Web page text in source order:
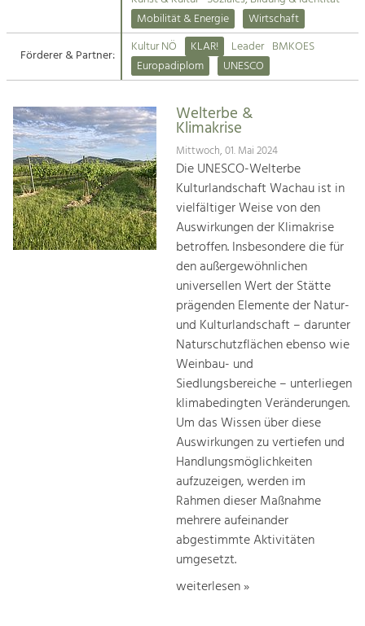
Suche
Impressum
Kontakt
Tourismus
Angebotsentwicklung und
Kunst & Kultur
Handwerk, Wissenschaft und Forschung.
Soziales, Bildung &
Identität
Gleichberechtigung, Jugend und
Integration
Mobilität & Energie
Klimawandel, öffentlicher Verkehr und
Steigerung regionaler Wertschöpfung
Mobilität & Energie
Wirtschaft
Förderer & Partner:
Kultur NÖ KLAR! Leader BMKOES
Europadiplom
UNESCO
Welterbe &
Klimakrise
Mittwoch, 01. Mai 2024
Die UNESCO-Welterbe
Kulturlandschaft Wachau ist in
vielfältiger Weise von den
Auswirkungen der Klimakrise
betroffen. Insbesondere die für
den außergewöhnlichen
universellen Wert der Stätte
prägenden Elemente der Natur-
und Kulturlandschaft – darunter
Naturschutzflächen ebenso wie
Weinbau- und
Siedlungsbereiche – unterliegen
klimabedingten Veränderungen.
Um das Wissen über diese
Auswirkungen zu vertiefen und
Handlungsmöglichkeiten
aufzuzeigen, werden im
Rahmen dieser Maßnahme
mehrere aufeinander
abgestimmte Aktivitäten
umgesetzt.
weiterlesen »